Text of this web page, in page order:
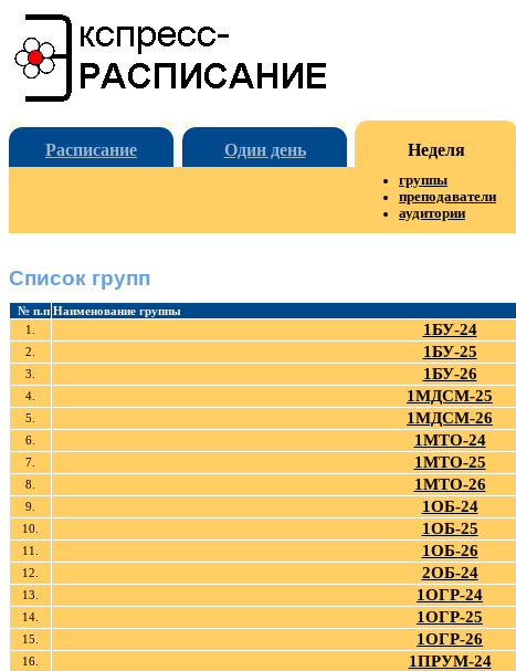
Расписание Один день Неделя
группы
преподаватели
аудитории
Список групп
№ п.п Наименование группы
1.
1БУ-24
2. 1БУ-25
3. 1БУ-26
4. 1МДСМ-25
5. 1МДСМ-26
6. 1МТО-24
7. 1МТО-25
8. 1МТО-26
9. 1ОБ-24
10. 1ОБ-25
11. 1ОБ-26
12. 2ОБ-24
13. 1ОГР-24
14. 1ОГР-25
15. 1ОГР-26
16. 1ПРУМ-24